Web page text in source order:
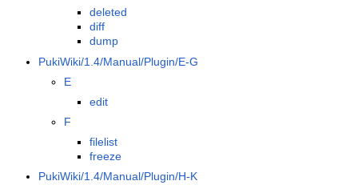
deleted
diff
dump
PukiWiki/1.4/Manual/Plugin/E-G
E
edit
F
filelist
freeze
PukiWiki/1.4/Manual/Plugin/H-K